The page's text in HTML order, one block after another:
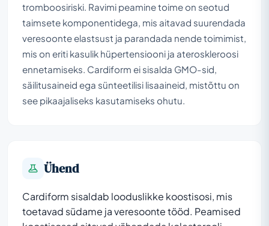
tromboosiriski. Ravimi peamine toime on seotud
taimsete komponentidega, mis aitavad suurendada
veresoonte elastsust ja parandada nende toimimist,
mis on eriti kasulik hüpertensiooni ja ateroskleroosi
ennetamiseks. Cardiform ei sisalda GMO-sid,
säilitusaineid ega sünteetilisi lisaaineid, mistõttu on
see pikaajaliseks kasutamiseks ohutu.
Ühend
Cardiform sisaldab looduslikke koostisosi, mis
toetavad südame ja veresoonte tööd. Peamised